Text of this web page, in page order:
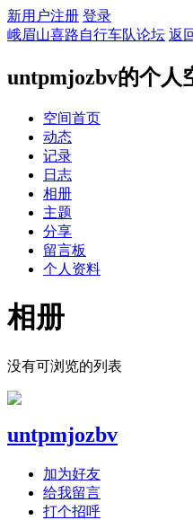
新用户注册 登录
峨眉山喜路自行车队论坛 返
untpmjozbv的个人
空间首页
动态
记录
日志
相册
主题
分享
留言板
个人资料
相册
没有可浏览的列表
untpmjozbv
加为好友
给我留言
打个招呼